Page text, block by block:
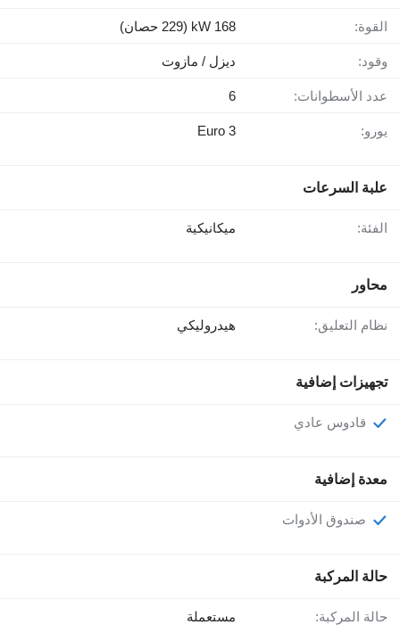
القوة: 168 kW (229 حصان)
وقود: ديزل / مازوت
عدد الأسطوانات: 6
يورو: Euro 3
علبة السرعات
الفئة: ميكانيكية
محاور
نظام التعليق: هيدروليكي
تجهيزات إضافية
قادوس عادي
معدة إضافية
صندوق الأدوات
حالة المركبة
حالة المركبة: مستعملة